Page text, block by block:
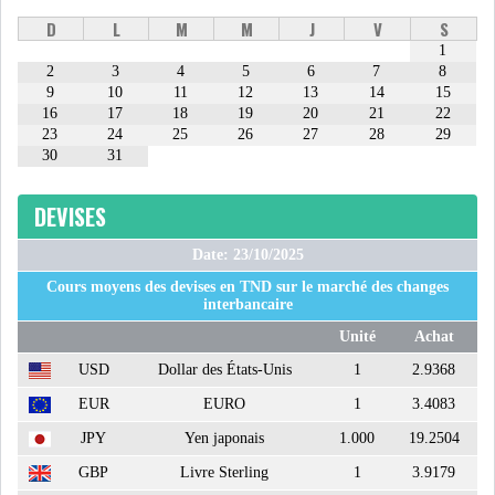
HAUSSE DES BÉNÉFI...
TRANSITION VERTE AU
MAGHREB : ENTRE OPPO...
RSS
INTERNATIONAL
MENA AFRIQUE DU NORD
D L M M J V S
1
2
3 4 5 6 7
8
9
10 11 12 13 14
15
16
17 18 19 20 21
22
23
24 25 26 27 28
29
30
31
DEVISES
Date: 23/10/2025
Cours moyens des devises en TND sur le marché des changes
interbancaire
Unité
Achat
USD
Dollar des États-Unis 1 2.9368
EUR EURO 1 3.4083
JPY Yen japonais 1.000 19.2504
GBP Livre Sterling 1 3.9179